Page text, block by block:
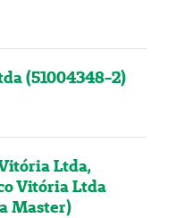
(51004348-2)
Ltda,
Vitória Ltda
Master)